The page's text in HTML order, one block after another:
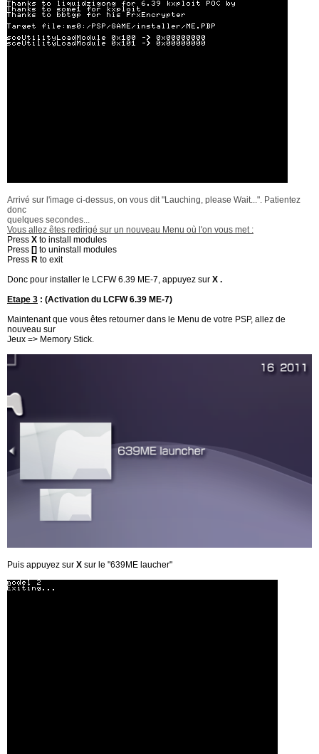
Arrivé sur l'image ci-dessus, on vous dit "Lauching, please Wait...". Patientez
donc
quelques secondes...
Vous allez êtes redirigé sur un nouveau Menu où l'on vous met :
Press X to install modules
Press [] to uninstall modules
Press R to exit
Donc pour installer le LCFW 6.39 ME-7, appuyez sur X .
Etape 3 : (Activation du LCFW 6.39 ME-7)
Maintenant que vous êtes retourner dans le Menu de votre PSP, allez de
nouveau sur
Jeux => Memory Stick.
Puis appuyez sur X sur le "639ME laucher"